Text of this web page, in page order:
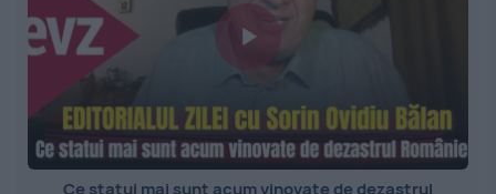
Ce statui mai sunt acum vinovate de dezastrul